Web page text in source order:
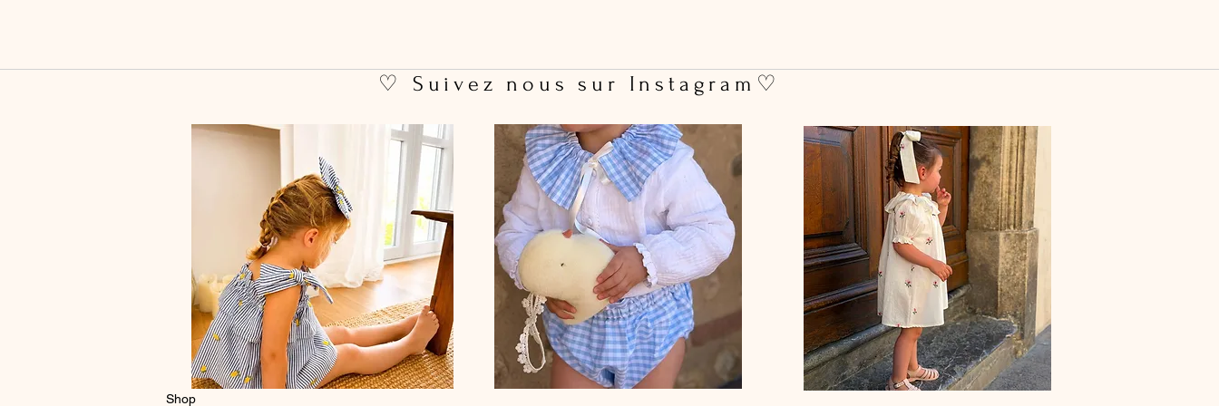
♡ Suivez nous sur Instagram♡
Shop